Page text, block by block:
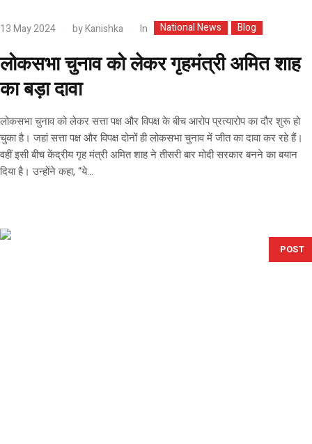
13 May 2024 byKanishka In National News Blog
लोकसभा चुनाव को लेकर गृहमंत्री अमित शाह
का बड़ा दावा
लोकसभा चुनाव को लेकर सत्ता पक्ष और विपक्ष के बीच आरोप प्रत्यारोप का दौर शुरू हो
चुका है। जहां सत्ता पक्ष और विपक्ष दोनों ही लोकसभा चुनाव में जीत का दावा कर रहे हैं।
वहीं इसी बीच केंद्रीय गृह मंत्री अमित शाह ने तीसरी बार मोदी सरकार बनने का बयान
दिया है। उन्होंने कहा, “ये...
POST